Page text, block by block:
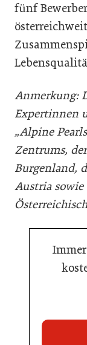
fünf
Anmerkung:
Expertinnen
„Alpine
Zentrums,
Burgenland,
Austria sowie